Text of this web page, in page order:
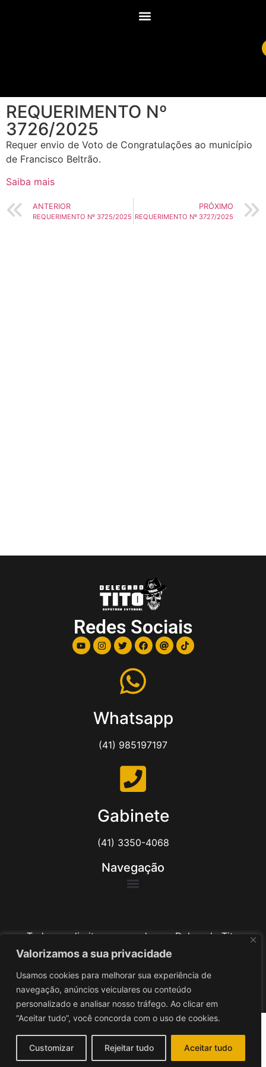
Valorizamos a sua privacidade
Usamos cookies para melhorar sua experiência de
navegação, anúncios veiculares ou conteúdo
personalizado e analisar nosso tráfego. Ao clicar em
“Aceitar tudo”, você concorda com o uso de cookies.
Customizar Rejeitar tudo Aceitar tudo
REQUERIMENTO Nº
3726/2025
Requer envio de Voto de Congratulações ao município
de Francisco Beltrão.
Saiba mais
ANTERIOR
REQUERIMENTO Nº 3725/2025
PRÓXIMO
REQUERIMENTO Nº 3727/2025
Redes Sociais
Whatsapp
(41) 985197197
Gabinete
(41) 3350-4068
Navegação
Todos os direitos reservados ao Delegado Tito
Barichello
Desenvolvido poriv3